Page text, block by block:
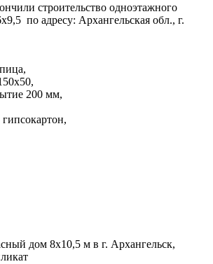
строительство одноэтажного
по адресу: Архангельская обл., г.
200 мм,
дом 8х10,5 м в г. Архангельск,